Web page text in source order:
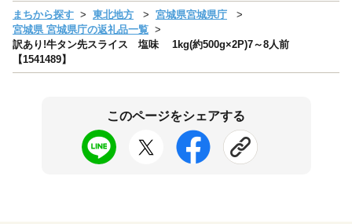
まちから探す 東北地方
宮城県宮城県庁
宮城県 宮城県庁の返礼品一覧
訳あり!牛タン先スライス 塩味 1kg(約500g×2P)7～8人前
【1541489】
このページをシェアする